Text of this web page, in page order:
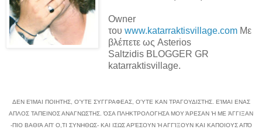
Owner
του www.katarraktisvillage.comΜε
βλέπετε ως Asterios
Saltzidis BLOGGER GR
katarraktisvillage.
ΔΕΝ ΕΊΜΑΙ ΠΟΙΗΤΗΣ, ΟΎΤΕ ΣΥΓΓΡΑΦΕΑΣ, ΟΎΤΕ ΚΑΝ ΤΡΑΓΟΥΔΙΣΤΗΣ. ΕΊΜΑΙ ΕΝΑΣ
ΑΠΛΟΣ ΤΑΠΕΙΝΟΣ ΑΝΑΓΝΩΣΤΗΣ. ΌΣΑ ΠΛΗΚΤΡΟΛΟΓΗΣΑ ΜΟΥ ΆΡΕΣΑΝ Ή ME ΆΓΓΙΞΑΝ
-ΠΙΟ ΒΑΘΙΆ ΑΠ' Ο,ΤΙ ΣΥΝΗΘΩΣ- ΚΑΙ ΙΣΩΣ ΑΡΈΣΟΥΝ Ή ΑΓΓΊΞΟΥΝ ΚΑΙ ΚΑΠΟΙΟΥΣ ΑΠΌ